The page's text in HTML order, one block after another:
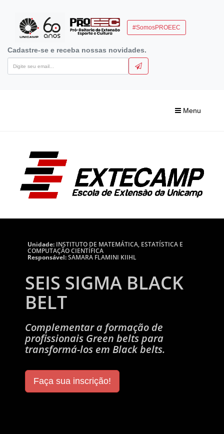
#SomosPROEEC
Cadastre-se e receba nossas novidades.
Menu
Unidade: INSTITUTO DE MATEMÁTICA, ESTATÍSTICA E
COMPUTAÇÃO CIENTÍFICA
Responsável:SAMARA FLAMINI KIIHL
SEIS SIGMA BLACK
BELT
Complementar a formação de
profissionais Green belts para
transformá-los em Black belts.
Faça sua inscrição!